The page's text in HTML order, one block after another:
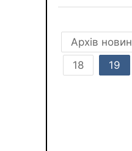
Архів новин
18
19